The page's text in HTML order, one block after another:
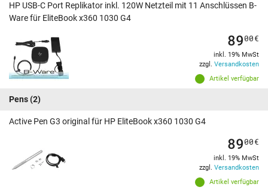
HP USB-C Port Replikator inkl. 120W Netzteil mit 11 Anschlüssen B-
Ware für EliteBook x360 1030 G4
Artikel verfügbar
8900€
inkl. 19% MwSt
zzgl. Versandkosten
Pens(2)
Active Pen G3 original für HP EliteBook x360 1030 G4
Artikel verfügbar
8900€
inkl. 19% MwSt
zzgl. Versandkosten